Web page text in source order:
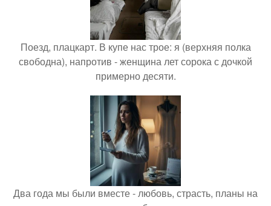
Поезд, плацкарт. В купе нас трое: я (верхняя полка
свободна), напротив - женщина лет сорока с дочкой
примерно десяти.
Два года мы были вместе - любовь, страсть, планы на